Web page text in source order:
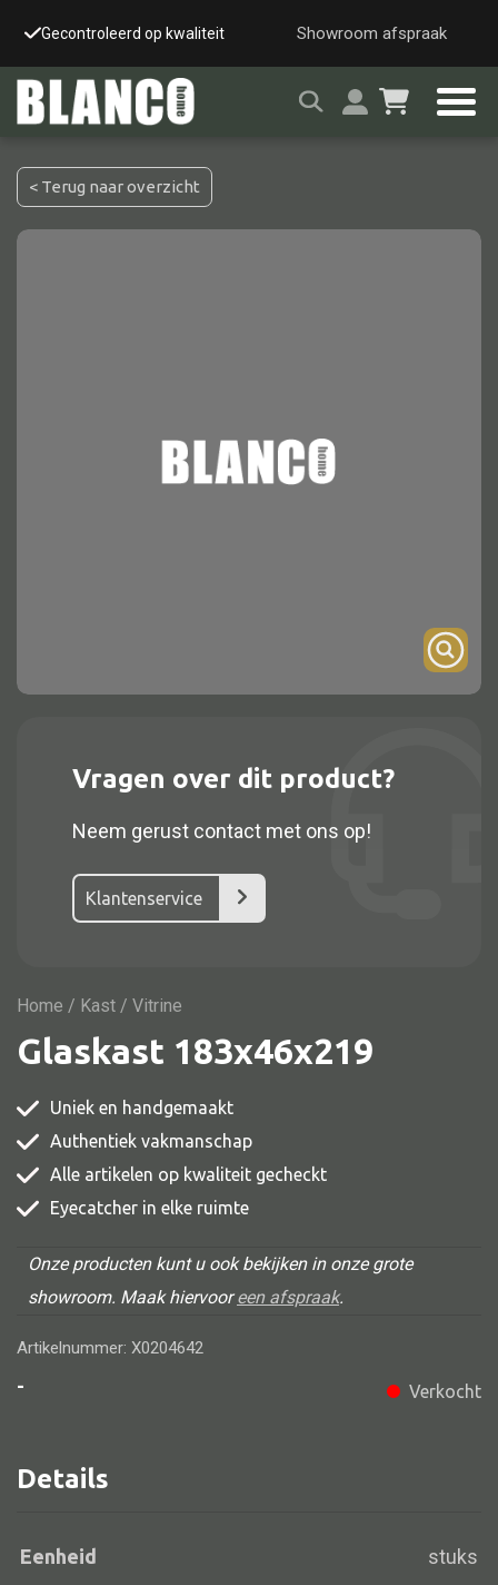
Gecontroleerd op kwaliteit Snelle & veilige
Showroom afspraak
Alle kasten
Dressoir
Nachtkast
Vitrine
TV meubel
Comode
Eetkamer stoel
Barstoel
Stoel overig
< Terug naar overzicht
Vragen over dit product?
Neem gerust contact met ons op!
Klantenservice
Home / Kast / Vitrine
Glaskast 183x46x219
Uniek en handgemaakt
Authentiek vakmanschap
Alle artikelen op kwaliteit gecheckt
Eyecatcher in elke ruimte
Onze producten kunt u ook bekijken in onze grote
showroom. Maak hiervooreen afspraak.
Artikelnummer: X0204642
-
Verkocht
Details
Eenheid stuks